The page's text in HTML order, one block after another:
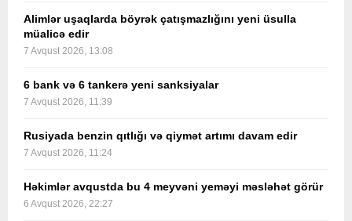
Alimlər uşaqlarda böyrək çatışmazlığını yeni üsulla
müalicə edir
7 Avqust 2026, 13:08
6 bank və 6 tankerə yeni sanksiyalar
7 Avqust 2026, 11:39
Rusiyada benzin qıtlığı və qiymət artımı davam edir
7 Avqust 2026, 11:24
Həkimlər avqustda bu 4 meyvəni yeməyi məsləhət görür
6 Avqust 2026, 22:27